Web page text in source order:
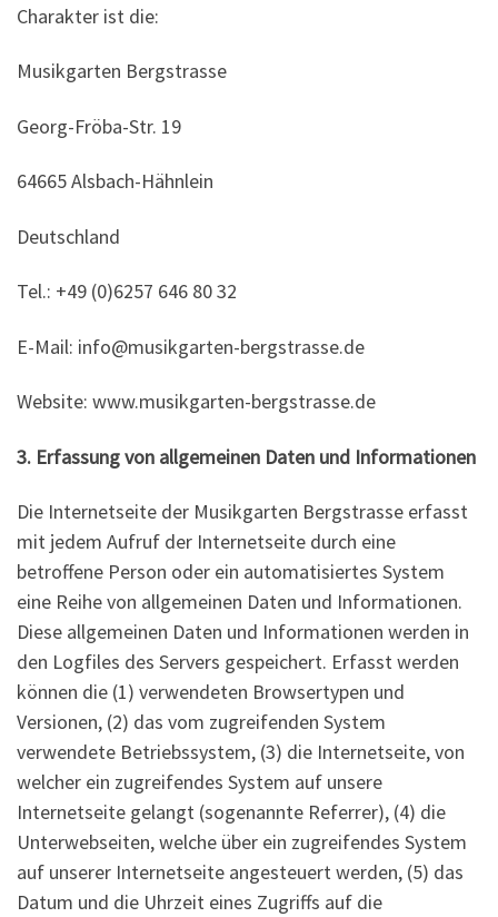
Charakter ist die:
Musikgarten Bergstrasse
Georg-Fröba-Str. 19
64665 Alsbach-Hähnlein
Deutschland
Tel.: +49 (0)6257 646 80 32
E-Mail: info@musikgarten-bergstrasse.de
Website: www.musikgarten-bergstrasse.de
3. Erfassung von allgemeinen Daten und Informationen
Die Internetseite der Musikgarten Bergstrasse erfasst
mit jedem Aufruf der Internetseite durch eine
betroffene Person oder ein automatisiertes System
eine Reihe von allgemeinen Daten und Informationen.
Diese allgemeinen Daten und Informationen werden in
den Logfiles des Servers gespeichert. Erfasst werden
können die (1) verwendeten Browsertypen und
Versionen, (2) das vom zugreifenden System
verwendete Betriebssystem, (3) die Internetseite, von
welcher ein zugreifendes System auf unsere
Internetseite gelangt (sogenannte Referrer), (4) die
Unterwebseiten, welche über ein zugreifendes System
auf unserer Internetseite angesteuert werden, (5) das
Datum und die Uhrzeit eines Zugriffs auf die